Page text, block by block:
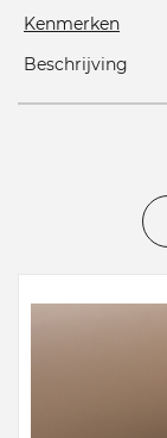
Kenmerken
Beschrijving